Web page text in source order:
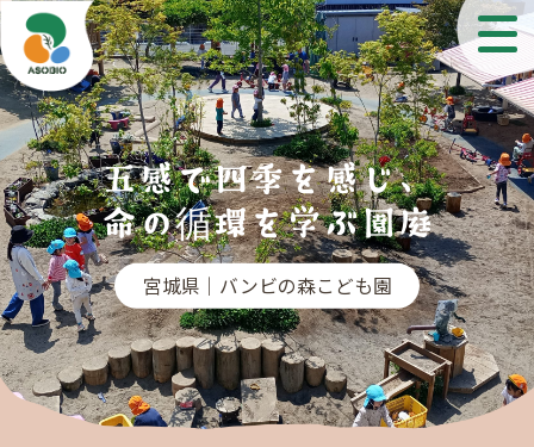
五感で四季を感じ、
命の循環を学ぶ園庭
宮城県｜バンビの森こども園